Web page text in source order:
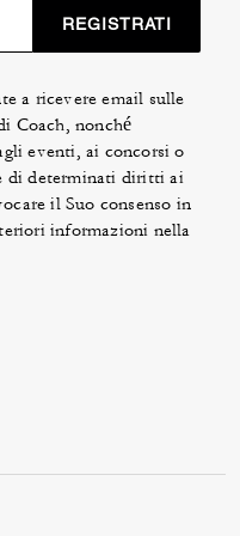
REGISTRATI
a ricevere email sulle
Coach, nonché
eventi, ai concorsi o
di determinati diritti ai
il Suo consenso in
informazioni nella